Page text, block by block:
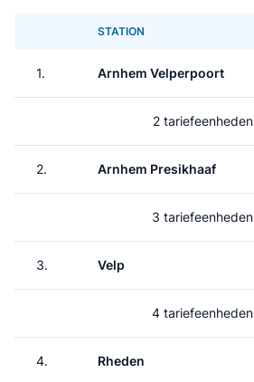
STATION
1. Arnhem Velperpoort
2 tariefeenheden
2. Arnhem Presikhaaf
3 tariefeenheden
3. Velp
4 tariefeenheden
4. Rheden